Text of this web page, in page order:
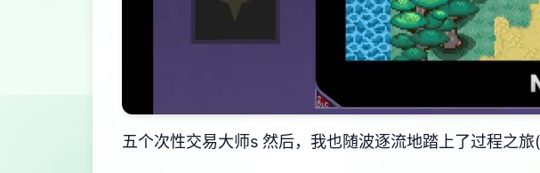
五个次性交易大师s 然后，我也随波逐流地踏上了过程之